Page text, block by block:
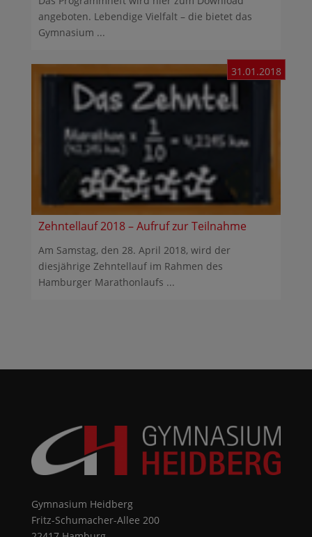
angeboten. Lebendige Vielfalt – die bietet das
Gymnasium ...
Zehntellauf 2018 – Aufruf zur Teilnahme
31.01.2018
Am Samstag, den 28. April 2018, wird der
diesjährige Zehntellauf im Rahmen des
Hamburger Marathonlaufs ...
Gymnasium Heidberg
Fritz-Schumacher-Allee 200